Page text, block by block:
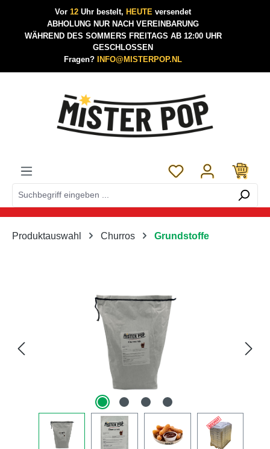
Zum Hauptinhalt springen
Vor 12 Uhr bestelt, HEUTE versendet
ABHOLUNG NUR NACH VEREINBARUNG
WÄHREND DES SOMMERS FREITAGS AB 12:00 UHR
GESCHLOSSEN
Fragen?
INFO@MISTERPOP.NL
Du hast 0 Produkte
Produktauswahl Churros Grundstoffe